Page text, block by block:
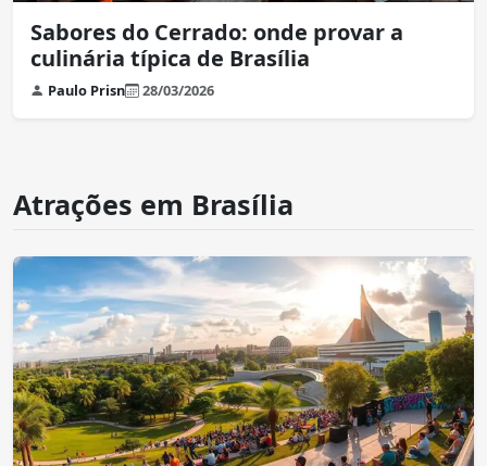
Sabores do Cerrado: onde provar a
culinária típica de Brasília
Paulo Prisn 28/03/2026
Atrações em Brasília